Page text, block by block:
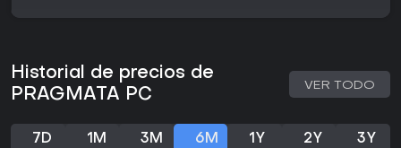
Historial de precios de
PRAGMATA PC
VER TODO
7D 1M 3M 6M 1Y 2Y 3Y